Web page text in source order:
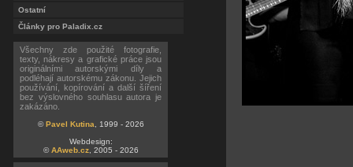
Ostatní
Články pro Paladix.cz
Všechny zde použité fotografie,
texty, nákresy a grafické práce jsou
originálními autorskými díly a
podléhají autorskému zákonu. Jejich
používání, kopírování a další šíření
bez výslovného souhlasu autora je
zakázáno.
©Pavel Kutina , 1999 - 2026
Webdesign:
©AAweb.cz, 2005 - 2026